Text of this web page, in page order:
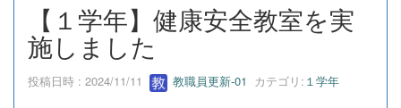
【１学年】健康安全教室を実
施しました
投稿日時 : 2024/11/11 教職員更新-01 カテゴリ: １学年